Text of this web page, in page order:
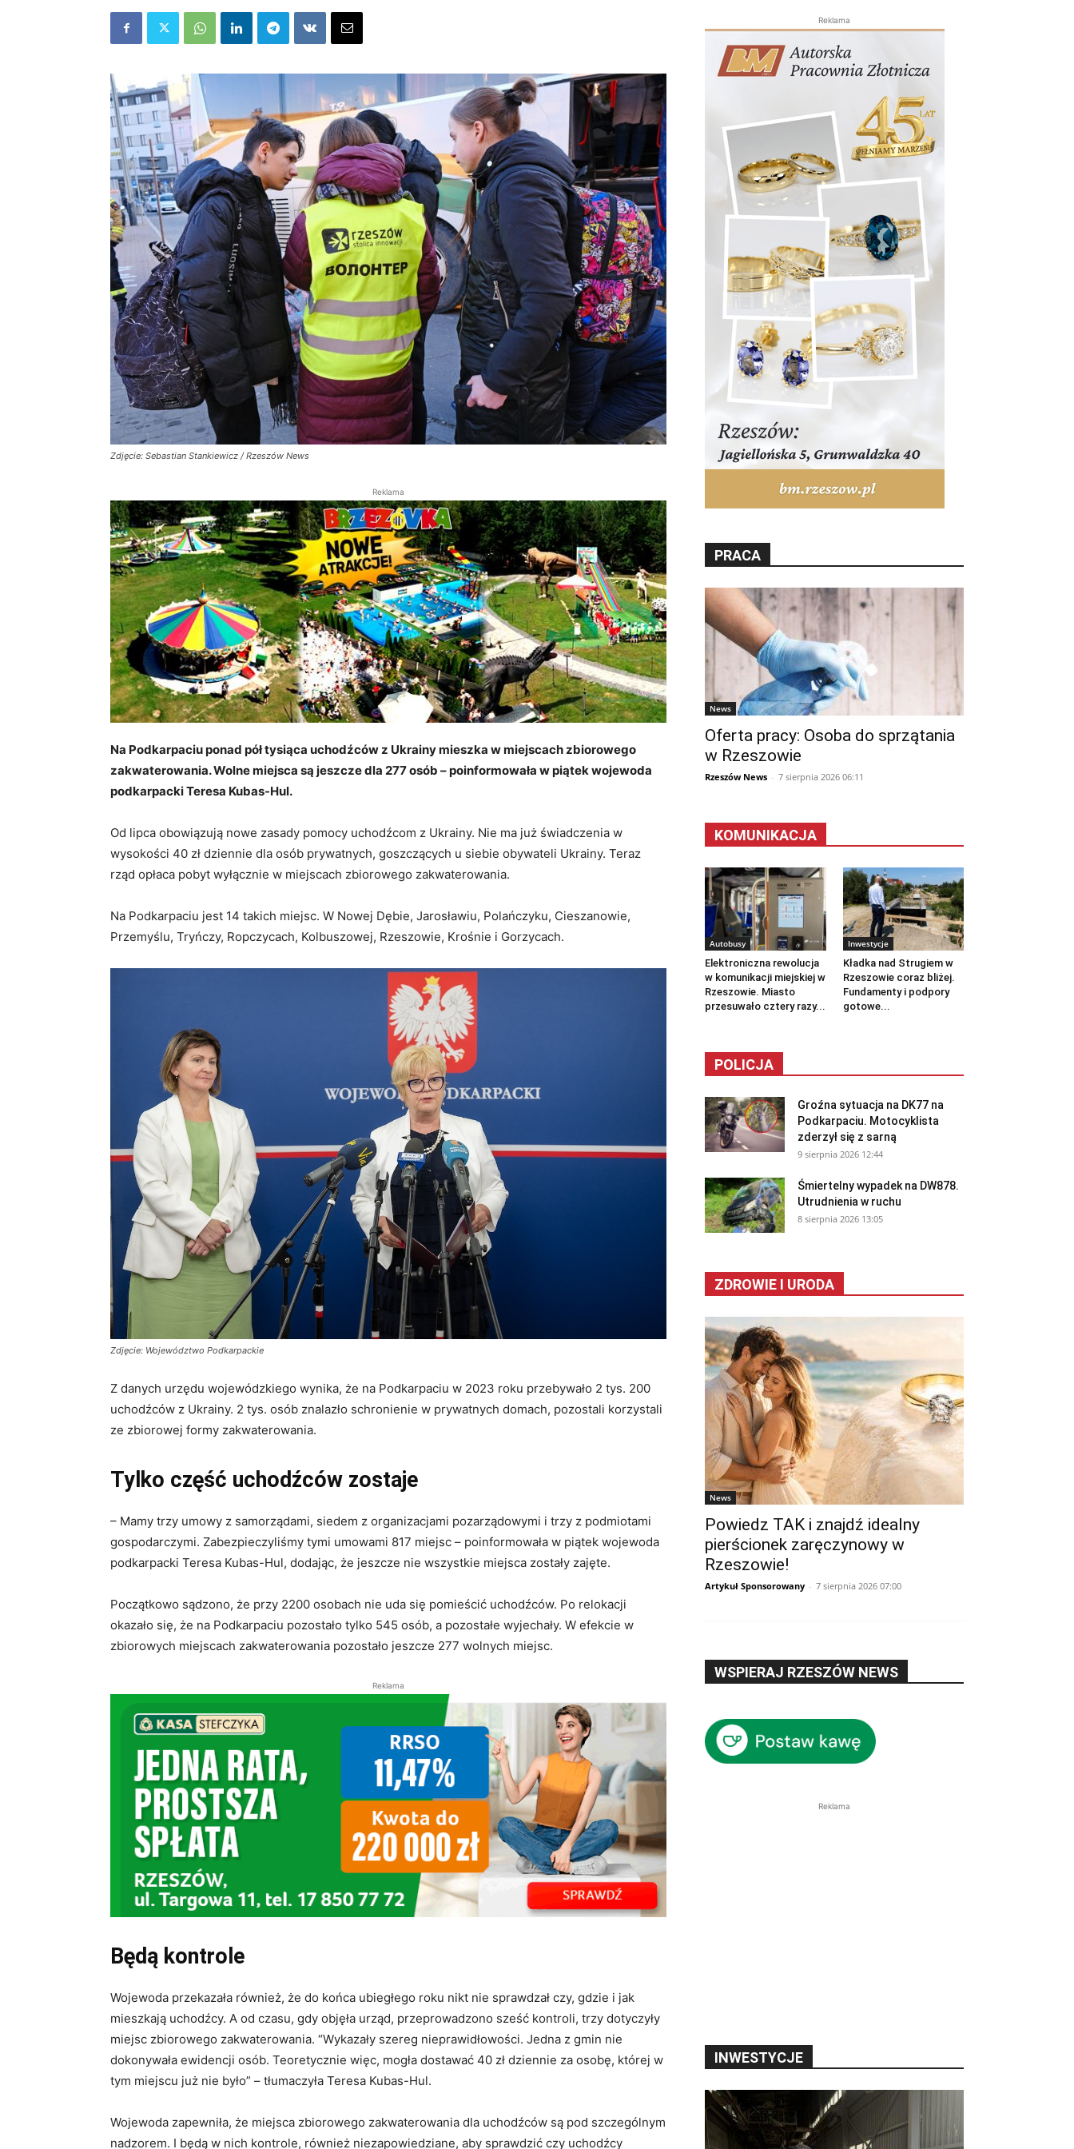
Zdjęcie: Sebastian Stankiewicz / Rzeszów News
Reklama
Na Podkarpaciu ponad pół tysiąca uchodźców z Ukrainy mieszka w miejscach zbiorowego
zakwaterowania. Wolne miejsca są jeszcze dla 277 osób – poinformowała w piątek wojewoda
podkarpacki Teresa Kubas-Hul.
Od lipca obowiązują nowe zasady pomocy uchodźcom z Ukrainy. Nie ma już świadczenia w
wysokości 40 zł dziennie dla osób prywatnych, goszczących u siebie obywateli Ukrainy. Teraz
rząd opłaca pobyt wyłącznie w miejscach zbiorowego zakwaterowania.
Na Podkarpaciu jest 14 takich miejsc. W Nowej Dębie, Jarosławiu, Polańczyku, Cieszanowie,
Przemyślu, Tryńczy, Ropczycach, Kolbuszowej, Rzeszowie, Krośnie i Gorzycach.
Zdjęcie: Województwo Podkarpackie
Z danych urzędu wojewódzkiego wynika, że na Podkarpaciu w 2023 roku przebywało 2 tys. 200
uchodźców z Ukrainy. 2 tys. osób znalazło schronienie w prywatnych domach, pozostali korzystali
ze zbiorowej formy zakwaterowania.
Tylko część uchodźców zostaje
– Mamy trzy umowy z samorządami, siedem z organizacjami pozarządowymi i trzy z podmiotami
gospodarczymi. Zabezpieczyliśmy tymi umowami 817 miejsc – poinformowała w piątek wojewoda
podkarpacki Teresa Kubas-Hul, dodając, że jeszcze nie wszystkie miejsca zostały zajęte.
Początkowo sądzono, że przy 2200 osobach nie uda się pomieścić uchodźców. Po relokacji
okazało się, że na Podkarpaciu pozostało tylko 545 osób, a pozostałe wyjechały. W efekcie w
zbiorowych miejscach zakwaterowania pozostało jeszcze 277 wolnych miejsc.
Reklama
Będą kontrole
Wojewoda przekazała również, że do końca ubiegłego roku nikt nie sprawdzał czy, gdzie i jak
mieszkają uchodźcy. A od czasu, gdy objęła urząd, przeprowadzono sześć kontroli, trzy dotyczyły
miejsc zbiorowego zakwaterowania. “Wykazały szereg nieprawidłowości. Jedna z gmin nie
dokonywała ewidencji osób. Teoretycznie więc, mogła dostawać 40 zł dziennie za osobę, której w
tym miejscu już nie było” – tłumaczyła Teresa Kubas-Hul.
Wojewoda zapewniła, że miejsca zbiorowego zakwaterowania dla uchodźców są pod szczególnym
nadzorem. I będą w nich kontrole, również niezapowiedziane, aby sprawdzić czy uchodźcy
Reklama
PRACA
News
Oferta pracy: Osoba do sprzątania
w Rzeszowie
Rzeszów News - 7 sierpnia 2026 06:11
KOMUNIKACJA
Autobusy
Elektroniczna rewolucja
w komunikacji miejskiej w
Rzeszowie. Miasto
przesuwało cztery razy...
Inwestycje
Kładka nad Strugiem w
Rzeszowie coraz bliżej.
Fundamenty i podpory
gotowe...
POLICJA
Groźna sytuacja na DK77 na
Podkarpaciu. Motocyklista
zderzył się z sarną
9 sierpnia 2026 12:44
Śmiertelny wypadek na DW878.
Utrudnienia w ruchu
8 sierpnia 2026 13:05
ZDROWIE I URODA
News
Powiedz TAK i znajdź idealny
pierścionek zaręczynowy w
Rzeszowie!
Artykuł Sponsorowany - 7 sierpnia 2026 07:00
WSPIERAJ RZESZÓW NEWS
Reklama
INWESTYCJE